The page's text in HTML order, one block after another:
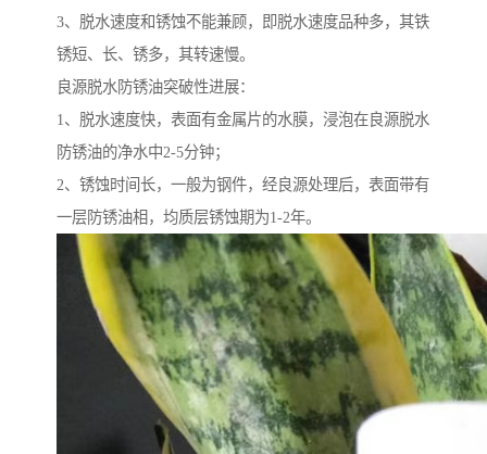
3、脱水速度和锈蚀不能兼顾，即脱水速度品种多，其铁
锈短、长、锈多，其转速慢。
良源脱水防锈油突破性进展：
1、脱水速度快，表面有金属片的水膜，浸泡在良源脱水
防锈油的净水中2-5分钟；
2、锈蚀时间长，一般为钢件，经良源处理后，表面带有
一层防锈油相，均质层锈蚀期为1-2年。